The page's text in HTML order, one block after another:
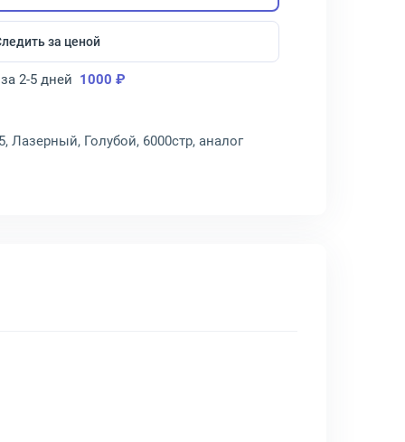
за ценой
2-5 дней 1000 ₽
Лазерный, Голубой, 6000стр, аналог